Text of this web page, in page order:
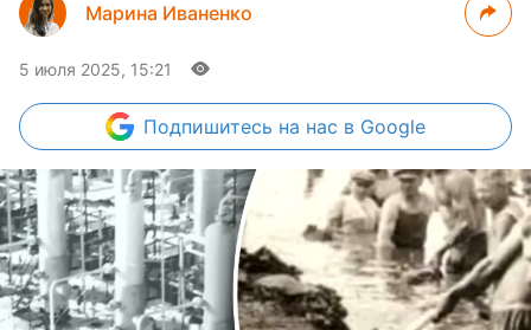
Марина Иваненко
5 июля 2025, 15:21
Подпишитесь на нас в Google